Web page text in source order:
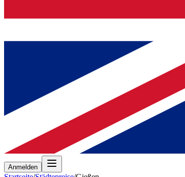
Anmelden